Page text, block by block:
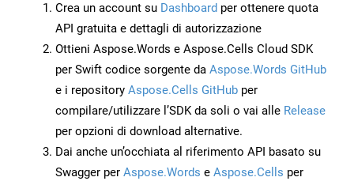
Crea un account su Dashboard per ottenere quota
API gratuita e dettagli di autorizzazione
Ottieni Aspose.Words e Aspose.Cells Cloud SDK
per Swift codice sorgente da Aspose.Words GitHub
e i repository Aspose.Cells GitHub per
compilare/utilizzare l’SDK da soli o vai alle Release
per opzioni di download alternative.
Dai anche un’occhiata al riferimento API basato su
Swagger per Aspose.Words e Aspose.Cells per